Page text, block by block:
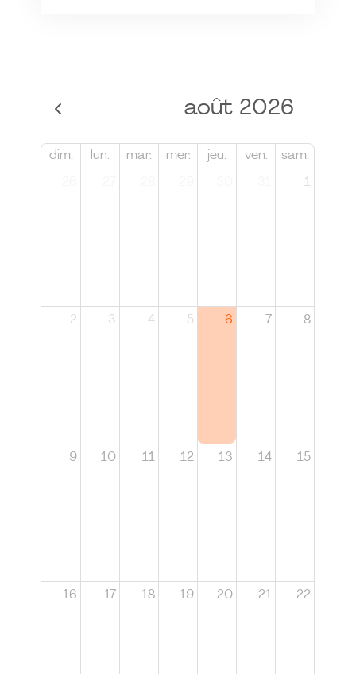
août 2026
dim. lun. mar. mer. jeu. ven. sam.
1
2 3 4 5 6 7 8
9 10 11 12 13 14 15
16 17 18 19 20 21 22